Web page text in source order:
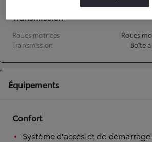
Transmission
Roues motrices
Roues
Transmission
Boîte
Équipements
Confort
Système d'accès et de